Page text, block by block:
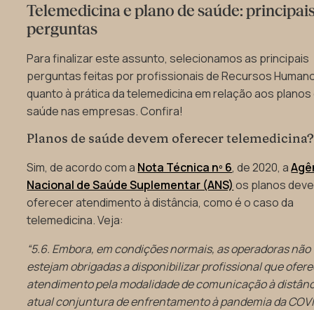
Telemedicina e plano de saúde:
perguntas
Para finalizar este assunto, selecionamos as principais
perguntas feitas por profissionais de Recursos
quanto à prática da telemedicina em relação aos planos
saúde nas empresas. Confira!
Planos de saúde devem oferecer telemedicina?
Sim, de acordo com a Nota Técnica nº 6, de 2020, a
Nacional de Saúde Suplementar (ANS) os planos
oferecer atendimento à distância, como é o caso da
telemedicina. Veja:
“5.6. Embora, em condições normais, as operadoras não
estejam obrigadas a disponibilizar profissional que
atendimento pela modalidade de comunicação à
atual conjuntura de enfrentamento à pandemia da